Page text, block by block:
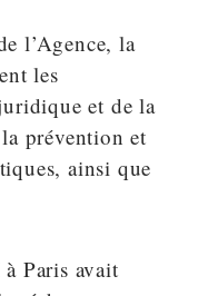
l’Agence, la
les
et de la
prévention et
ainsi que
Paris avait